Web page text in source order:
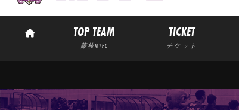
TOP TEAM
藤枝MYFC
TICKET
チケット